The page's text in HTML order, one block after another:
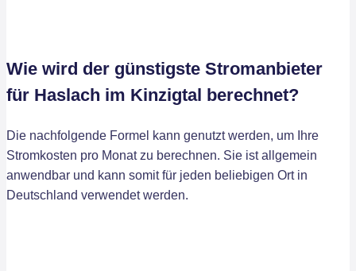
Wie wird der günstigste Stromanbieter
für Haslach im Kinzigtal berechnet?
Die nachfolgende Formel kann genutzt werden, um Ihre
Stromkosten pro Monat zu berechnen. Sie ist allgemein
anwendbar und kann somit für jeden beliebigen Ort in
Deutschland verwendet werden.